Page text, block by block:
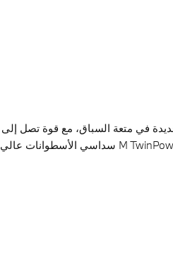
حصانًا و650 نيوتن متر من عزم الدوران. إلى جانب انخفاض في الوزن يصل إلى 100 كجم مقارنة بسيارة BMW M4 Competition Coupé، ومحرك M TwinPower Turbo سداسي الأسطوانات عالي